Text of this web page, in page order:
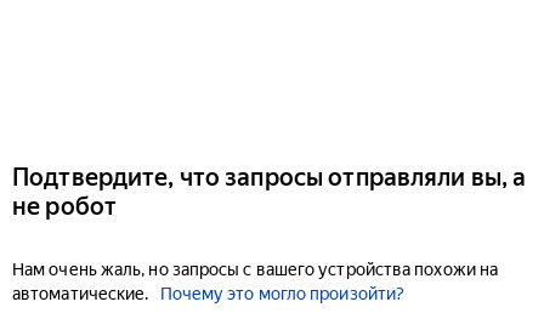
Подтвердите, что запросы отправляли вы, а
не робот
Нам очень жаль, но запросы с вашего устройства похожи на
автоматические.
Почему это могло произойти?